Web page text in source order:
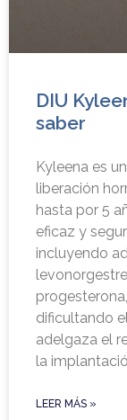
DIU
saber
Kyleena es
liberación
hasta por 5
eficaz y
incluyendo
dificultando
adelgaza el
la
LEER MÁS »